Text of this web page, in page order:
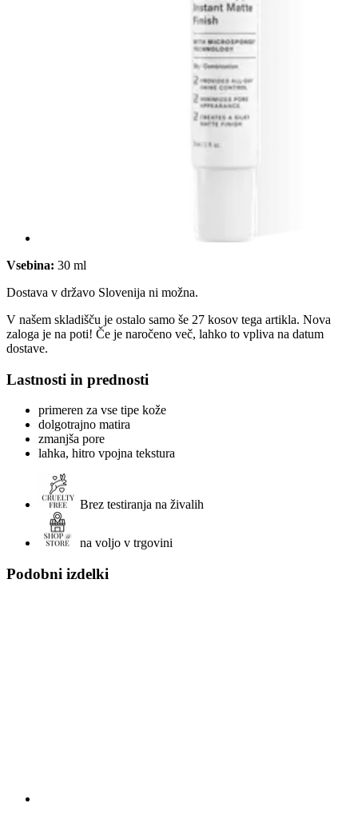
Vsebina: 30 ml
Dostava v državo Slovenija ni možna.
V našem skladišču je ostalo samo še 27 kosov tega artikla. Nova
zaloga je na poti! Če je naročeno več, lahko to vpliva na datum
dostave.
Lastnosti in prednosti
primeren za vse tipe kože
dolgotrajno matira
zmanjša pore
lahka, hitro vpojna tekstura
Brez testiranja na živalih
na voljo v trgovini
Podobni izdelki